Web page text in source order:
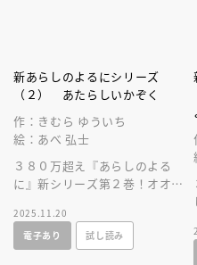
新あらしのよるにシリーズ
（２） あたらしいかぞく
作：きむら ゆういち
絵：あべ 弘士
３８０万超え『あらしのよる
に』新シリーズ第２巻！オオカ
しての「親心」が芽生えるシー
ンに涙します。
2025.11.20
電子あり
試し読み